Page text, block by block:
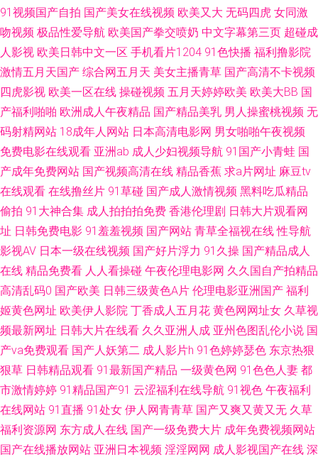
国产熟女 欧美久久青青草 欧美久久视频网站大全 91肛交在线 精东AV传媒 久
久国产精品久久 伦理片网站 亚洲香蕉伊人 91精品福利导航 国产精品极品久
久 色婷婷黄色视频 香蕉av福利资源在线 午夜青青草在线 亚洲69 91操B 91
看片网页 91入口免费观看 91丝袜网站 91尤物国产视频 国产超碰人人肏 玖
玖性妇女视频 av黑丝后入在线观 日韩sss 91影院色色 欧美日韩色情专区 91
大神大战高跟丝袜 国产α自怕 综合欧美第一第二第三 韩国伦理剧善良的嫂子
午夜私人 91午夜伦理影院 欧美四级电影在线观看 91免费观看视频 黄色笑话
激情五月天 91恋足 男人天堂ay 91视频进入网页 九一视频网站 香蕉色导航
超碰在线99 日韩欧美1234 91网站永久 久久深夜福利影院 在线观看av 激情
视频91 91国产制服 久久手机视频免费精品 91TS在线 欧美另类性爱一区 超
碰97人人香蕉 日韩理论在线观看 91深插 美女操鸡 91天堂午夜 日韩欧美sss
91秦先生在这播放 黄色在线免费网址 亚洲久久成人片 国产黑丝后入 婷婷午
91视频国产自拍 国产美女在线视频 欧美又大 无码四虎 女同激
吻视频 极品性爱导航 欧美国产拳交喷奶 中文字幕第三页 超碰成
人影视 欧美日韩中文一区 手机看片1204 91色快播 福利撸影院
激情五月天国产 综合网五月天 美女主播青草 国产高清不卡视频
四虎影视 欧美一区在线 操碰视频 五月天婷婷欧美 欧美大BB 国
产福利啪啪 欧洲成人午夜精品 国产精品美乳 男人操蜜桃视频 无
码射精网站 18成年人网站 日本高清电影网 男女啪啪午夜视频
免费电影在线观看 亚洲ab 成人少妇视频导航 91国产小青蛙 国
产成年免费网站 国产视频高清在线 精品香蕉 求a片网址 麻豆tv
在线观看 在线撸丝片 91草碰 国产成人激情视频 黑料吃瓜精品
偷拍 91大神合集 成人拍拍拍免费 香港伦理剧 日韩大片观看网
址 日韩免费电影 91羞羞视频 国产网站 青草全福视在线 性导航
影视AV 日本一级在线视频 国产好片浮力 91久操 国产精品成人
在线 精品免费看 人人看操碰 午夜伦理电影网 久久国自产拍精品
高清乱码0 国产欧美 日韩三级黄色A片 伦理电影亚洲国产 福利
姬黄色网址 欧美伊人影院 丁香成人五月花 黄色网网址女 久草视
频最新网址 日韩大片在线看 久久亚洲人成 亚州色图乱伦小说 国
产va免费观看 国产人妖第二 成人影片h 91色婷婷瑟色 东京热狠
狠草 日韩精品观看 91最新国产精品 一级黄色网 91色色人妻 都
市激情婷婷 91精品国产91 云涩福利在线导航 91视色 午夜福利
在线网站 91直播 91处女 伊人网青青草 国产又爽又黄又无 久草
福利资源网 东方成人在线 国产一级免费大片 成年免费视频网站
国产在线播放网站 亚洲日本视频 淫淫网网 成人影视国产在线 深